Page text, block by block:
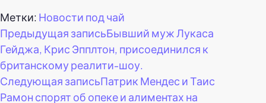
Метки: Новости под чай
Навигация
по
записям
Предыдущая записьБывший муж Лукаса
Гейджа, Крис Эпплтон, присоединился к
британскому реалити-шоу.
Следующая записьПатрик Мендес и Таис
Рамон спорят об опеке и алиментах на